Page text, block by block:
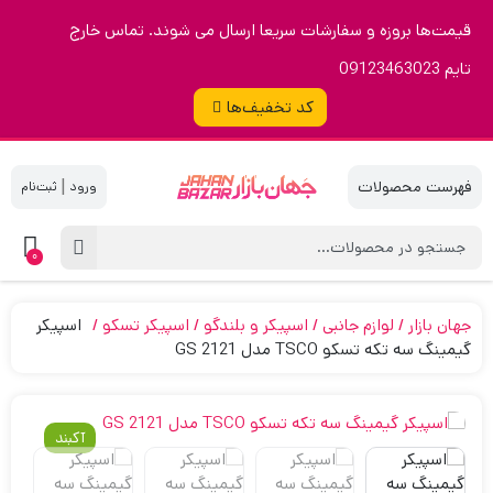
قیمت‌ها بروزه و سفارشات سریعا ارسال می شوند. تماس خارج
تایم 09123463023
کد تخفیف‌ها
|
0
جهان بازار لوازم جانبی اسپیکر و بلندگو اسپیکر تسکو
اسپیکر
گیمینگ سه تکه تسکو TSCO مدل GS 2121
آکبند